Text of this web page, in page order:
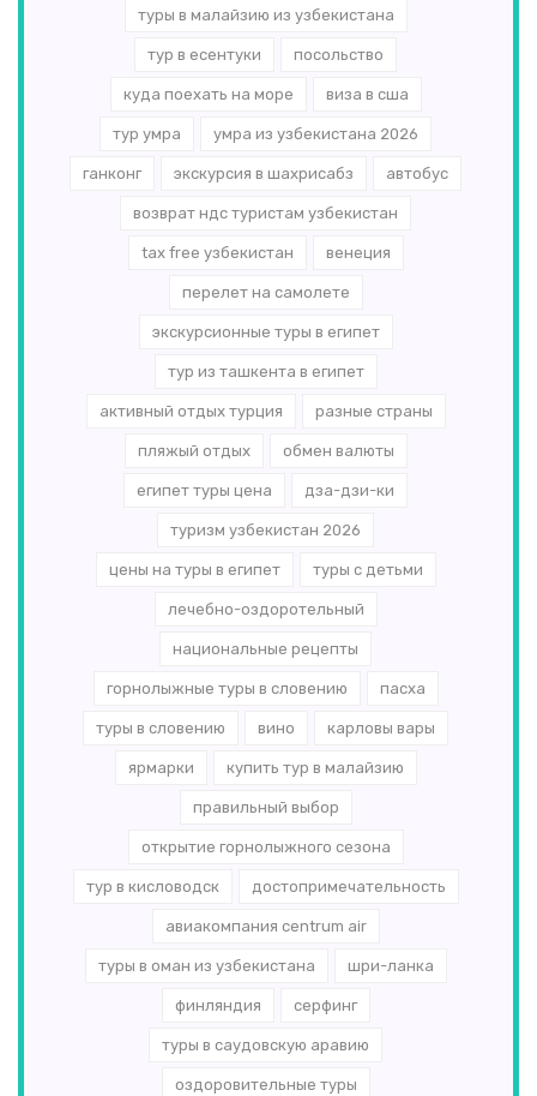
туры в малайзию из узбекистана
тур в есентуки посольство
куда поехать на море виза в сша
тур умра умра из узбекистана 2026
ганконг экскурсия в шахрисабз автобус
возврат ндс туристам узбекистан
tax free узбекистан венеция
перелет на самолете
экскурсионные туры в египет
тур из ташкента в египет
активный отдых турция разные страны
пляжый отдых обмен валюты
египет туры цена дза-дзи-ки
туризм узбекистан 2026
цены на туры в египет туры с детьми
лечебно-оздоротельный
национальные рецепты
горнолыжные туры в словению пасха
туры в словению вино карловы вары
ярмарки купить тур в малайзию
правильный выбор
открытие горнолыжного сезона
тур в кисловодск достопримечательность
авиакомпания centrum air
туры в оман из узбекистана шри-ланка
финляндия серфинг
туры в саудовскую аравию
оздоровительные туры